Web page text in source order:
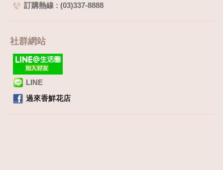
訂購熱線 : (03)337-8888
社群網站
LINE
過來香鮮花店